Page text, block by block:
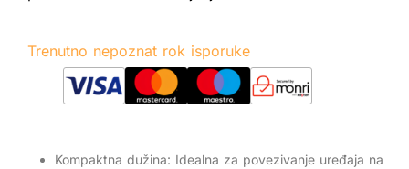
Trenutno nepoznat rok isporuke
Kompaktna dužina: Idealna za povezivanje uređaja na